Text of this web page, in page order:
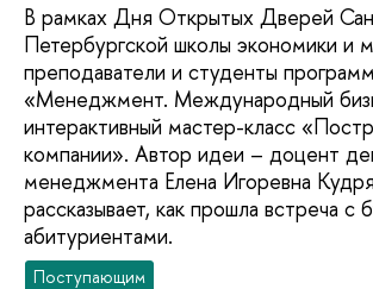
В рамках Дня Открытых Дверей
Петербургской школы экономики и
преподаватели и студенты
«Менеджмент. Международный
интерактивный мастер-класс
компании». Автор идеи – доцент
менеджмента Елена Игоревна
рассказывает, как прошла встреча с
абитуриентами.
Поступающим